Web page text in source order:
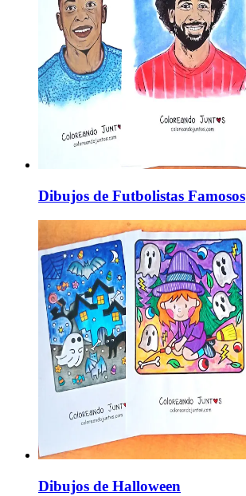
Dibujos de Futbolistas Famosos
Dibujos de Halloween